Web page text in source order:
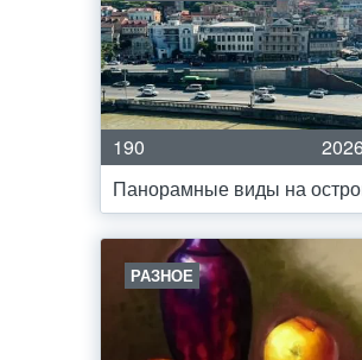
190
Панорамные виды на
РАЗНОЕ